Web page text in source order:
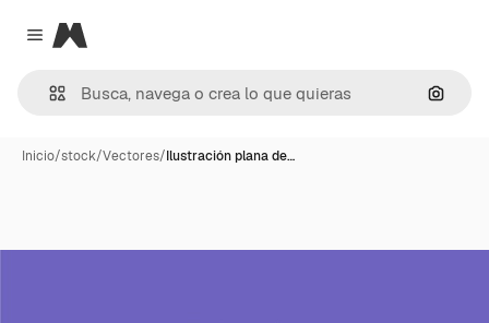
Close menu
Magnific
Inicio/stock/Vectores/Ilustración plana de…